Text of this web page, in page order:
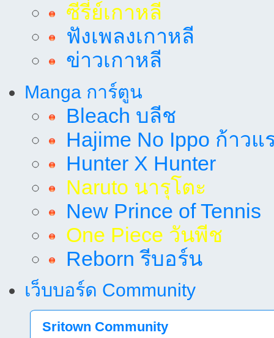
ซีรี่ย์เกาหลี
ฟังเพลงเกาหลี
ข่าวเกาหลี
Manga การ์ตูน
Bleach บลีช
Hajime No Ippo ก้าวแ
Hunter X Hunter
Naruto นารุโตะ
New Prince of Tennis
One Piece วันพีช
Reborn รีบอร์น
เว็บบอร์ด Community
Sritown Community